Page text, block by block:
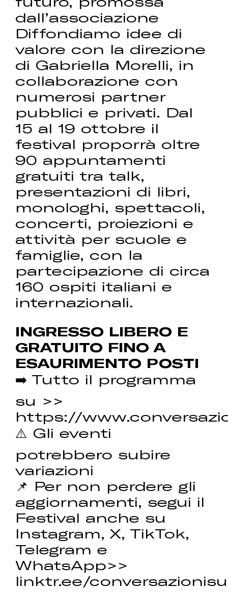
dall’associazione
Diffondiamo idee di
valore con la direzione
di Gabriella Morelli, in
collaborazione con
numerosi partner
pubblici e privati. Dal
15 al 19 ottobre il
festival proporrà oltre
90 appuntamenti
gratuiti tra talk,
presentazioni di libri,
monologhi, spettacoli,
concerti, proiezioni e
attività per scuole e
famiglie, con la
partecipazione di circa
160 ospiti italiani e
internazionali.
INGRESSO LIBERO E
GRATUITO FINO A
ESAURIMENTO POSTI
➡️ Tutto il programma
su >>
https://
⚠️ Gli eventi
potrebbero subire
variazioni
📌 Per non perdere gli
aggiornamenti, segui il
Festival anche su
Instagram, X, TikTok,
Telegram e
WhatsApp>>
linktr.ee/